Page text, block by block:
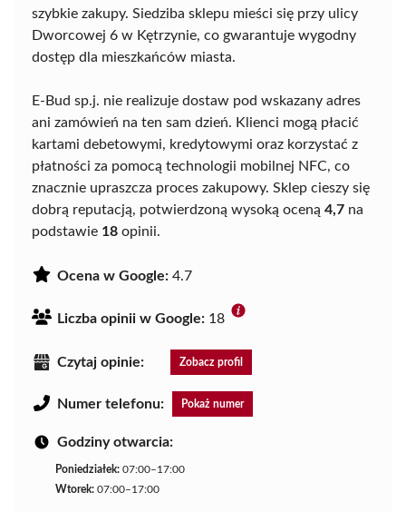
szybkie zakupy. Siedziba sklepu mieści się przy ulicy
Dworcowej 6 w Kętrzynie, co gwarantuje wygodny
dostęp dla mieszkańców miasta.
E-Bud sp.j. nie realizuje dostaw pod wskazany adres
ani zamówień na ten sam dzień. Klienci mogą płacić
kartami debetowymi, kredytowymi oraz korzystać z
płatności za pomocą technologii mobilnej NFC, co
znacznie upraszcza proces zakupowy. Sklep cieszy się
dobrą reputacją, potwierdzoną wysoką oceną 4,7 na
podstawie 18 opinii.
Ocena w Google: 4.7
Liczba opinii w Google: 18
Czytaj opinie: Zobacz profil
Numer telefonu: Pokaż numer
Godziny otwarcia:
Poniedziałek: 07:00–17:00
Wtorek: 07:00–17:00